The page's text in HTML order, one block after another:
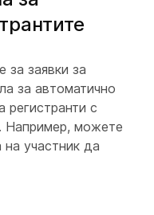
заявки за
за автоматично
регистранти с
Например, можете
участник да